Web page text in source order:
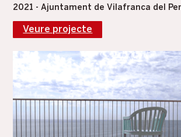
2021 - Ajuntament de Vilafranca del
Veure projecte